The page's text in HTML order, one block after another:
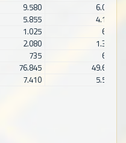
9.580
6.050
5.855
4.145
1.025
680
2.080
1.365
735
620
76.845
49.665
7.410 5.550